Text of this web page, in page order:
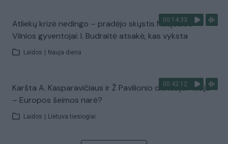
00:14:33
Atliekų krizė nedingo – pradėjo skųstis Naujosios
Vilnios gyventojai: I. Budraitė atsakė, kas vyksta
Laidos Nauja diena
00:42:12
Karšta A. Kasparavičiaus ir Ž Pavilionio diskusija: Rusija
– Europos šeimos narė?
Laidos Lietuva tiesiogiai